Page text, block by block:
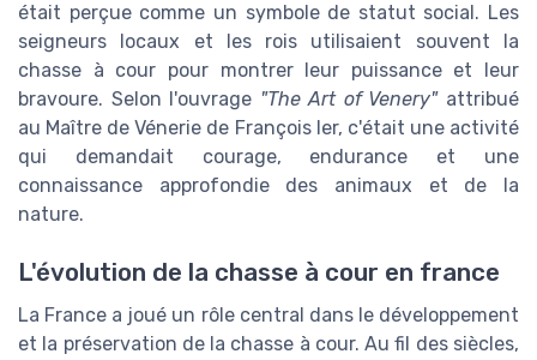
était perçue comme un symbole de statut social. Les
seigneurs locaux et les rois utilisaient souvent la
chasse à cour pour montrer leur puissance et leur
bravoure. Selon l'ouvrage "The Art of Venery"attribué
au Maître de Vénerie de François Ier, c'était une activité
qui demandait courage, endurance et une
connaissance approfondie des animaux et de la
nature.
L'évolution de la chasse à cour en france
La France a joué un rôle central dans le développement
et la préservation de la chasse à cour. Au fil des siècles,